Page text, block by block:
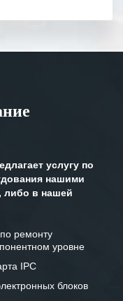
высокую
в самых сложных
желаем
«555» долгих
услугу по
нашими
либо в нашей
ремонту
уровне
IPC
блоков